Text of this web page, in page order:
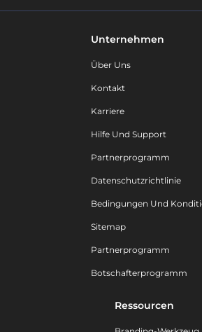
Unternehmen
Über Uns
Kontakt
Karriere
Hilfe Und Support
Partnerprogramm
Datenschutzrichtlinie
Bedingungen Und
Sitemap
Partnerprogramm
Botschafterprogramm
Ressourcen